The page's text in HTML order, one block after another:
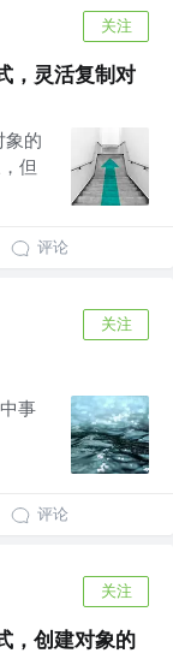
关注
，灵活复制对
象的
但
评论
关注
事
评论
关注
，创建对象的